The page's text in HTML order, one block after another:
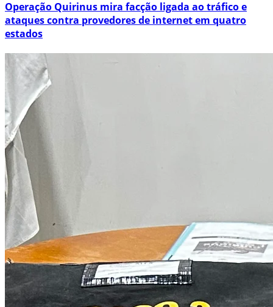
Operação Quirinus mira facção ligada ao tráfico e
ataques contra provedores de internet em quatro
estados